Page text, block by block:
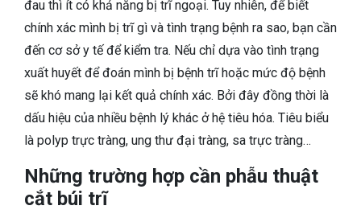
đau thì ít có khả năng bị trĩ ngoại. Tuy nhiên, để biết
chính xác mình bị trĩ gì và tình trạng bệnh ra sao, bạn cần
đến cơ sở y tế để kiểm tra. Nếu chỉ dựa vào tình trạng
xuất huyết để đoán mình bị bệnh trĩ hoặc mức độ bệnh
sẽ khó mang lại kết quả chính xác. Bởi đây đồng thời là
dấu hiệu của nhiều bệnh lý khác ở hệ tiêu hóa. Tiêu biểu
là polyp trực tràng, ung thư đại tràng, sa trực tràng…
Những trường hợp cần phẫu thuật
cắt búi trĩ